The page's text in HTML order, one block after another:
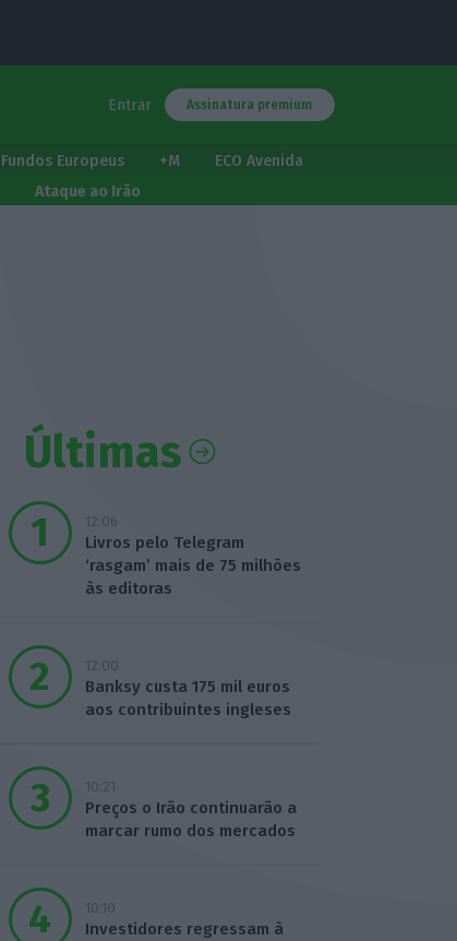
Entrar Assinatura premium
Fundos Europeus +M
ECO Avenida
Ataque ao Irão
Últimas
12:06
Livros pelo Telegram
‘rasgam’ mais de 75 milhões
às editoras
12:00
Banksy custa 175 mil euros
aos contribuintes ingleses
10:21
Preços o Irão continuarão a
marcar rumo dos mercados
10:10
Investidores regressam à